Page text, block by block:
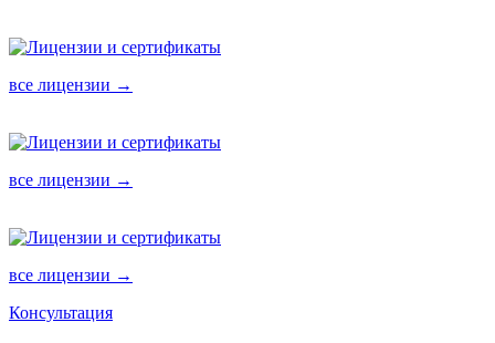
все лицензии →
все лицензии →
все лицензии →
Консультация